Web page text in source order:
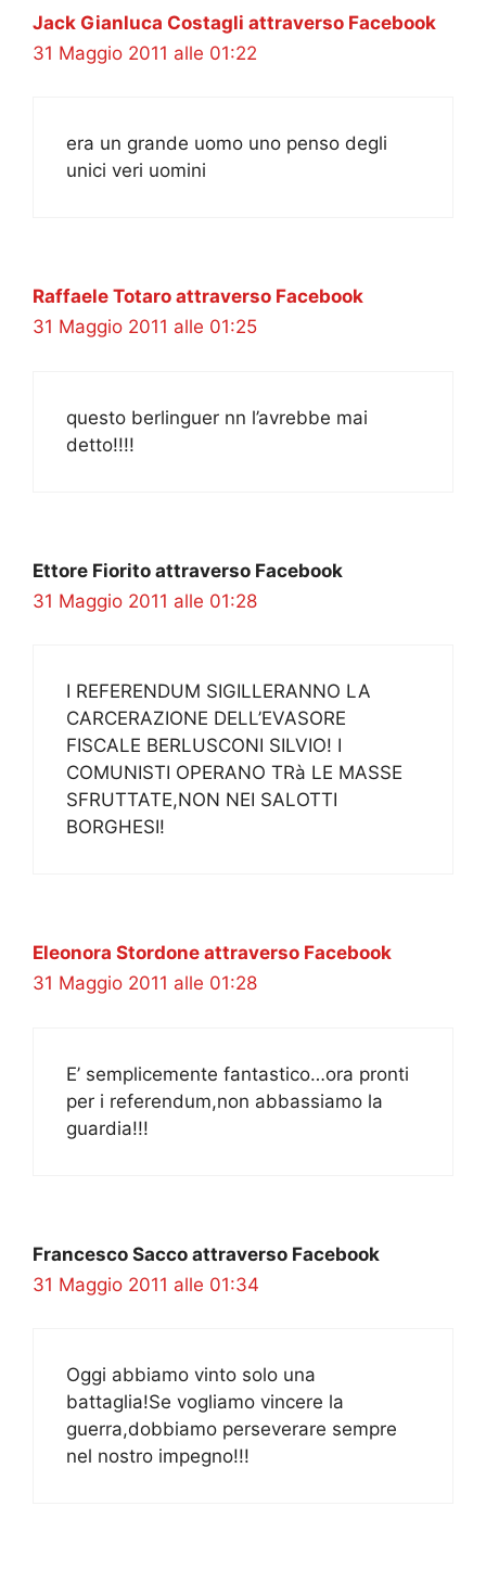
Jack Gianluca Costagli attraverso Facebook
31 Maggio 2011 alle 01:22
era un grande uomo uno penso degli
unici veri uomini
Raffaele Totaro attraverso Facebook
31 Maggio 2011 alle 01:25
questo berlinguer nn l’avrebbe mai
detto!!!!
Ettore Fiorito attraverso Facebook
31 Maggio 2011 alle 01:28
I REFERENDUM SIGILLERANNO LA
CARCERAZIONE DELL’EVASORE
FISCALE BERLUSCONI SILVIO! I
COMUNISTI OPERANO TRà LE MASSE
SFRUTTATE,NON NEI SALOTTI
BORGHESI!
Eleonora Stordone attraverso Facebook
31 Maggio 2011 alle 01:28
E’ semplicemente fantastico…ora pronti
per i referendum,non abbassiamo la
guardia!!!
Francesco Sacco attraverso Facebook
31 Maggio 2011 alle 01:34
Oggi abbiamo vinto solo una
battaglia!Se vogliamo vincere la
guerra,dobbiamo perseverare sempre
nel nostro impegno!!!